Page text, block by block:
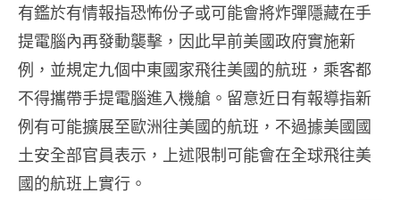
有鑑於有情報指恐怖份子或可能會將炸彈隱藏在手
提電腦內再發動襲擊，因此早前美國政府實施新
例，並規定九個中東國家飛往美國的航班，乘客都
不得攜帶手提電腦進入機艙。留意近日有報導指新
例有可能擴展至歐洲往美國的航班，不過據美國國
土安全部官員表示，上述限制可能會在全球飛往美
國的航班上實行。